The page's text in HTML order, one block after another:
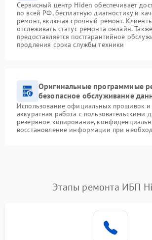
Сервисный центр Hiden обеспечивает
по всей РФ, бесплатную диагностику и
ремонт, включая срочный ремонт.
отслеживать статус ремонта онлайн. Также
предоставляется постгарантийное
продления срока службы техники
Оригинальные программные
безопасное обслуживание
Использование официальных прошивок и
аккуратная работа с пользовательскими
резервное копирование,
восстановление информации при
Этапы ремонта ИБП